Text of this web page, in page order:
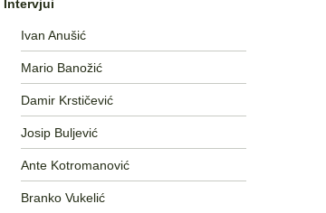
Intervjui
Ivan Anušić
Mario Banožić
Damir Krstičević
Josip Buljević
Ante Kotromanović
Branko Vukelić